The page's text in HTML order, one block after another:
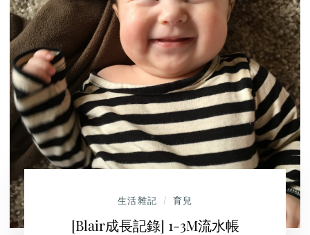
生活雜記 / 育兒
[Blair成長記錄] 1-3M流水帳